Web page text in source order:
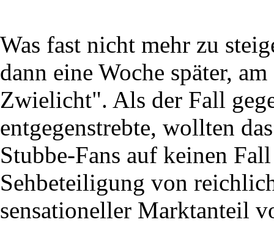
Was fast nicht mehr zu
dann eine Woche später,
Zwielicht". Als der Fall
entgegenstrebte, wollten
Stubbe-Fans auf keinen
Sehbeteiligung von
sensationeller Marktanteil